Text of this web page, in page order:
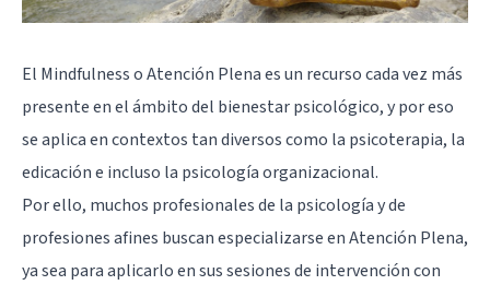
El Mindfulness o Atención Plena es un recurso cada vez más
presente en el ámbito del bienestar psicológico, y por eso
se aplica en contextos tan diversos como la psicoterapia, la
edicación e incluso la psicología organizacional.
Por ello, muchos profesionales de la psicología y de
profesiones afines buscan especializarse en Atención Plena,
ya sea para aplicarlo en sus sesiones de intervención con